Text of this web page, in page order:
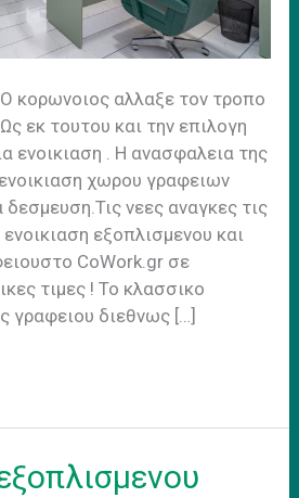
κορωνοιος αλλαξε τον τροπο
εκ τουτου και την επιλογη
ενοικιαση . H ανασφαλεια της
χωρου γραφειων
νεες αναγκες τις
εξοπλισμενου και
CoWork.gr σε
τιμες ! Το κλασσικο
γραφειου διεθνως […]